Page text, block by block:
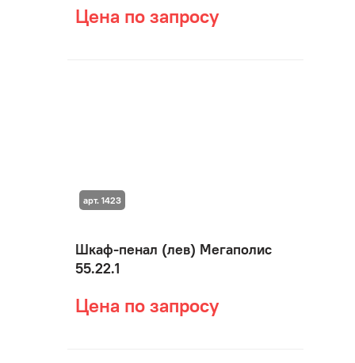
Цена по запросу
Шкаф-пенал (лев) Мегаполис
55.22.1
Цена по запросу
арт. 1423